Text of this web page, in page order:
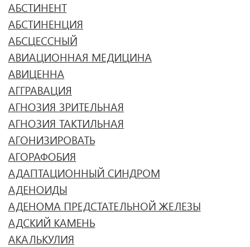
АБСТИНЕНТ
АБСТИНЕНЦИЯ
АБСЦЕССНЫЙ
АВИАЦИОННАЯ МЕДИЦИНА
АВИЦЕННА
АГГРАВАЦИЯ
АГНОЗИЯ ЗРИТЕЛЬНАЯ
АГНОЗИЯ ТАКТИЛЬНАЯ
АГОНИЗИРОВАТЬ
АГОРАФОБИЯ
АДАПТАЦИОННЫЙ СИНДРОМ
АДЕНОИДЫ
АДЕНОМА ПРЕДСТАТЕЛЬНОЙ ЖЕЛЕЗЫ
АДСКИЙ КАМЕНЬ
АКАЛЬКУЛИЯ